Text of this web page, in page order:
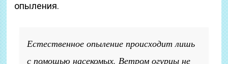
опыления.
Естественное опыление происходит лишь
с помощью насекомых. Ветром огурцы не